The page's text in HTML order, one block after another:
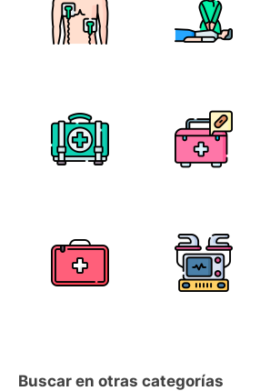
Buscar en otras categorías